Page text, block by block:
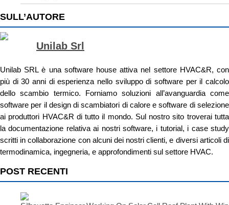
SULL’AUTORE
Unilab Srl
Unilab SRL è una software house attiva nel settore HVAC&R, con
più di 30 anni di esperienza nello sviluppo di software per il calcolo
dello scambio termico. Forniamo soluzioni all’avanguardia come
software per il design di scambiatori di calore e software di selezione
ai produttori HVAC&R di tutto il mondo. Sul nostro sito troverai tutta
la documentazione relativa ai nostri software, i tutorial, i case study
scritti in collaborazione con alcuni dei nostri clienti, e diversi articoli di
termodinamica, ingegneria, e approfondimenti sul settore HVAC.
POST RECENTI